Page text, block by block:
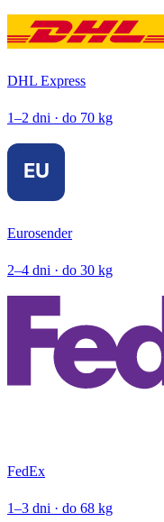
DHL Express
1–2 dni · do 70 kg
Eurosender
2–4 dni · do 30 kg
FedEx
1–3 dni · do 68 kg